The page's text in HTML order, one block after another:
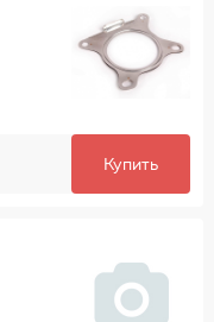
Купить